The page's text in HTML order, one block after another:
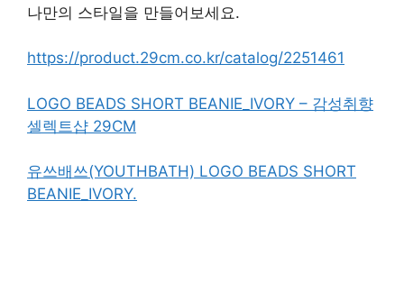
나만의 스타일을 만들어보세요.
https://product.29cm.co.kr/catalog/2251461
LOGO BEADS SHORT BEANIE_IVORY – 감성취향
셀렉트샵 29CM
유쓰배쓰(YOUTHBATH) LOGO BEADS SHORT
BEANIE_IVORY.